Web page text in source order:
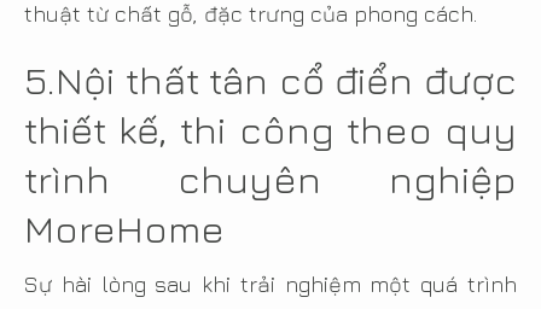
thuật từ chất gỗ, đặc trưng của phong cách.
5.Nội thất tân cổ điển được
thiết kế, thi công theo quy
trình chuyên nghiệp
MoreHome
Sự hài lòng sau khi trải nghiệm một quá trình